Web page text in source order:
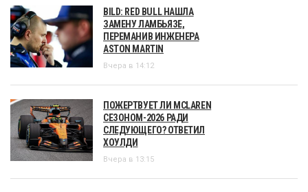
BILD: RED BULL НАШЛА
ЗАМЕНУ ЛАМБЬЯЗЕ,
ПЕРЕМАНИВ ИНЖЕНЕРА
ASTON MARTIN
Вчера в 14:12
ПОЖЕРТВУЕТ ЛИ MCLAREN
СЕЗОНОМ-2026 РАДИ
СЛЕДУЮЩЕГО? ОТВЕТИЛ
ХОУЛДИ
Вчера в 13:15